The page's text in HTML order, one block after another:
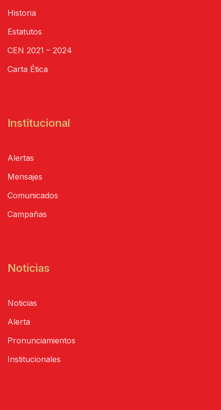
Historia
Estatutos
CEN 2021 – 2024
Carta Ética
Institucional
Alertas
Mensajes
Comunicados
Campañas
Noticias
Noticias
Alerta
Pronunciamientos
Institucionales